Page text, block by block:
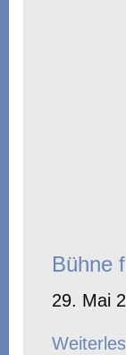
Bühne
29. Mai